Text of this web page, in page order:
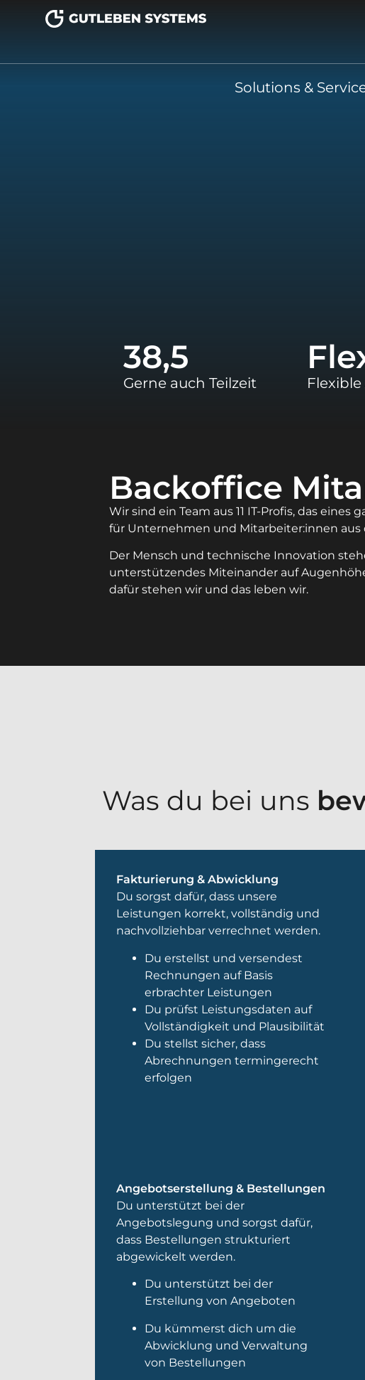
Solutions &
38,5
Gerne auch Teilzeit
Backoffice
Wir sind ein Team aus 11 IT-Profis, das
für Unternehmen und Mitarbeiter:innen
Der Mensch und technische Innovation
unterstützendes Miteinander auf
dafür stehen wir und das leben wir.
Was du bei uns
Fakturierung & Abwicklung
Du sorgst dafür, dass unsere
Leistungen korrekt, vollständig und
nachvollziehbar verrechnet werden.
Du erstellst und versendest
Rechnungen auf Basis
erbrachter Leistungen
Du prüfst Leistungsdaten auf
Vollständigkeit und Plausibilität
Du stellst sicher, dass
Abrechnungen termingerecht
erfolgen
Angebotserstellung & Bestellungen
Du unterstützt bei der
Angebotslegung und sorgst dafür,
dass Bestellungen strukturiert
abgewickelt werden.
Du unterstützt bei der
Erstellung von Angeboten
Du kümmerst dich um die
Abwicklung und Verwaltung
von Bestellungen